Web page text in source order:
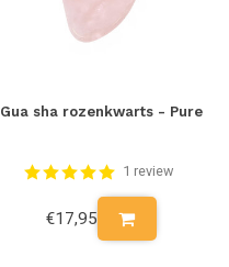
Gua sha rozenkwarts - Pure
1 review
€17,95